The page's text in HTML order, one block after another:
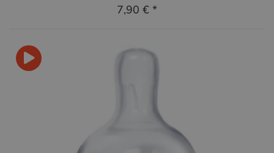
7,90 € *